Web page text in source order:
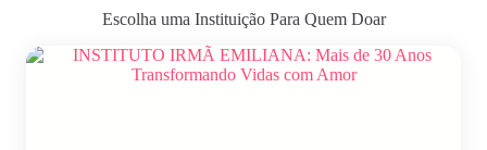
Escolha uma Instituição Para Quem Doar